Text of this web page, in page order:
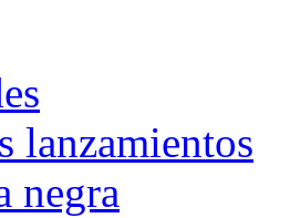
lanzamientos
negra